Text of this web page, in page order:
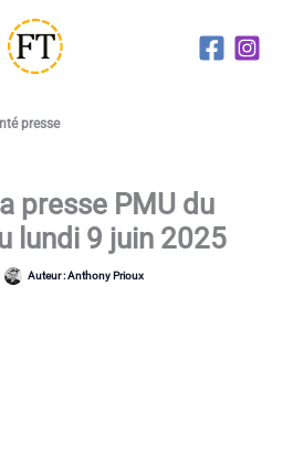
presse
presse PMU du
lundi 9 juin 2025
Auteur :Anthony Prioux